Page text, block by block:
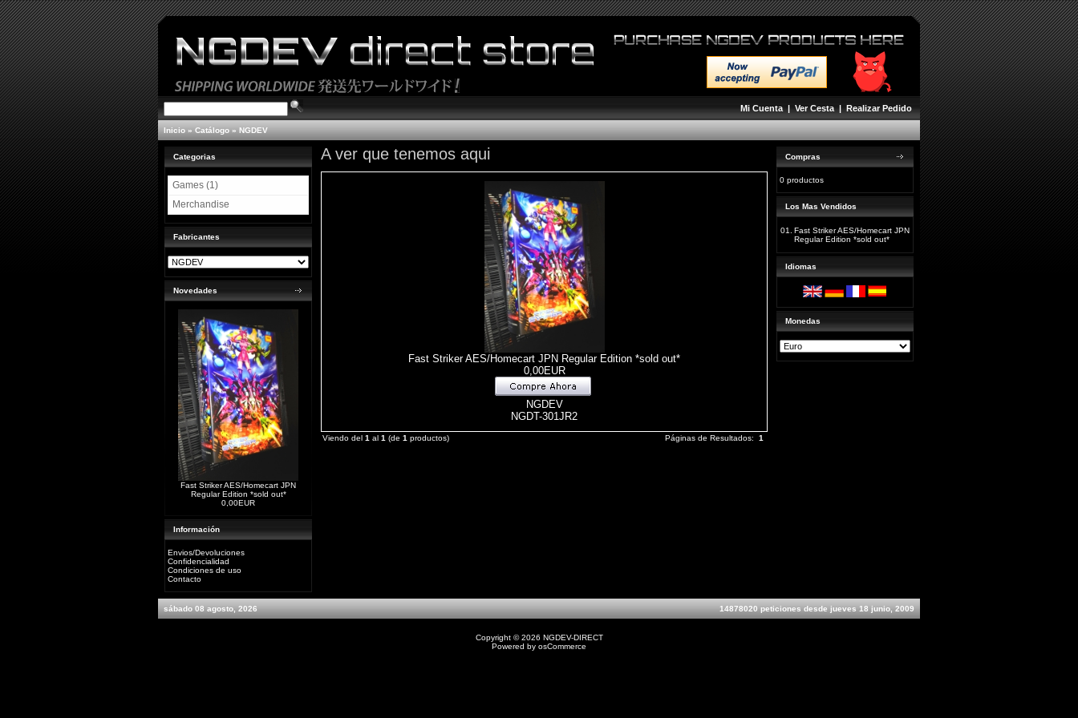
Mi Cuenta | Ver Cesta | Realizar Pedido
Inicio » Catálogo » NGDEV
Categorias
Games (1)
Merchandise
Fabricantes
Novedades
Fast Striker AES/Homecart JPN
Regular Edition *sold out*
0,00EUR
Información
Envios/Devoluciones
Confidencialidad
Condiciones de uso
Contacto
A ver que tenemos aqui
Fast Striker AES/Homecart JPN Regular Edition *sold out*
0,00EUR
NGDEV
NGDT-301JR2
Viendo del 1 al 1 (de 1 productos) Páginas de Resultados: 1
Compras
0 productos
Los Mas Vendidos
01.
Fast Striker AES/Homecart JPN
Regular Edition *sold out*
Idiomas
Monedas
sábado 08 agosto, 2026 14878020 peticiones desde jueves 18 junio, 2009
Copyright © 2026 NGDEV-DIRECT
Powered by osCommerce